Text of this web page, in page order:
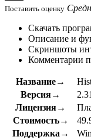
Поставить оценку
Скачать
Описание и
Скриншоты
Комментарии
Название→
Версия→
Лицензия→
Стоимость→
Поддержка→